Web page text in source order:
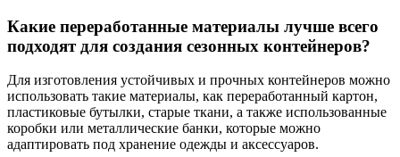
Какие переработанные материалы лучше всего
подходят для создания сезонных контейнеров?
Для изготовления устойчивых и прочных контейнеров можно
использовать такие материалы, как переработанный картон,
пластиковые бутылки, старые ткани, а также использованные
коробки или металлические банки, которые можно
адаптировать под хранение одежды и аксессуаров.